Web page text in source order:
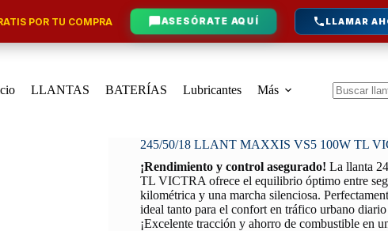
POR TU COMPRA ASESÓRATE AQUÍ LLAMAR
LLANTAS BATERÍAS Lubricantes
Más
245/50/18 LLANT MAXXIS VS5 100W TL
¡Rendimiento y control asegurado! La llanta
TL VICTRA ofrece el equilibrio óptimo entre
kilométrica y una marcha silenciosa.
ideal tanto para el confort en tráfico urbano
¡Excelente tracción y ahorro de combustible en